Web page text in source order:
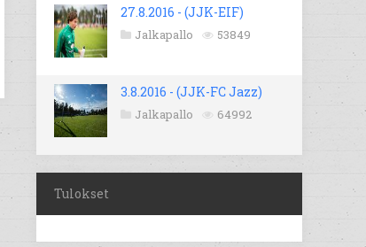
27.8.2016 - (JJK-EIF)
Jalkapallo 53849
3.8.2016 - (JJK-FC Jazz)
Jalkapallo 64992
Tulokset